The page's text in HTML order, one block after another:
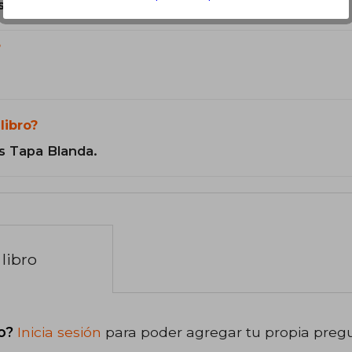
Originales.
Tapa Blanda.
libro
Inicia sesión para poder agregar tu propia